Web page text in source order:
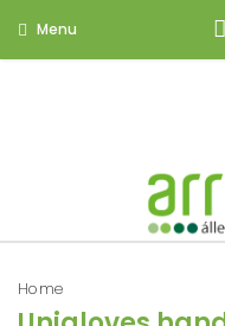
Menu
Home